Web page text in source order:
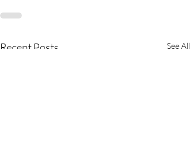
Recent Posts See All